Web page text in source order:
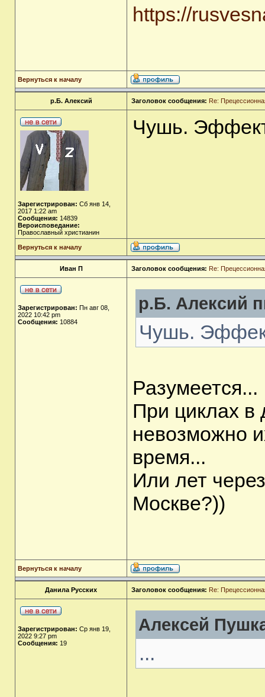
https://
Вернуться к началу
р.Б. Алексий Заголовок сообщения: Re:
Зарегистрирован: Сб янв 14,
2017 1:22 am
Сообщения: 14839
Вероисповедание:
Православный христианин
Чушь.
Вернуться к началу
Иван П Заголовок сообщения: Re:
Зарегистрирован: Пн авг 08,
2022 10:42 pm
Сообщения: 10884
р.Б. Алексий
Чушь.
Разумеется...
При циклах в
невозможно
время...
Или лет
Москве?))
Вернуться к началу
Данила Русских Заголовок сообщения: Re:
Зарегистрирован: Ср янв 19,
2022 9:27 pm
Сообщения: 19
Алексей
...